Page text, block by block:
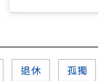
退休 孤獨